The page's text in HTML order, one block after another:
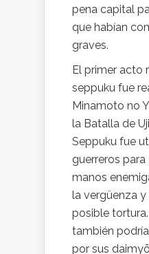
pena capital
que habían
graves.
El primer acto
seppuku fue
Minamoto no
la Batalla de
Seppuku fue
guerreros para
manos
la vergüenza y
posible
también
por sus